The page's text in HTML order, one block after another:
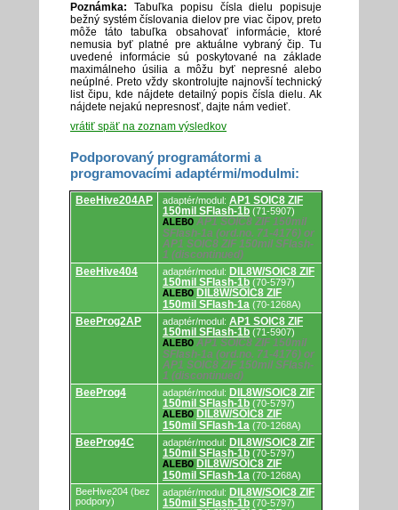
Poznámka: Tabuľka popisu čísla dielu popisuje
bežný systém číslovania dielov pre viac čipov, preto
môže táto tabuľka obsahovať informácie, ktoré
nemusia byť platné pre aktuálne vybraný čip. Tu
uvedené informácie sú poskytované na základe
maximálneho úsilia a môžu byť nepresné alebo
neúplné. Preto vždy skontrolujte najnovší technický
list čipu, kde nájdete detailný popis čísla dielu. Ak
nájdete nejakú nepresnosť, dajte nám vedieť.
vrátiť späť na zoznam výsledkov
Podporovaný programátormi a
programovacími adaptérmi/modulmi:
Podporovaný
programátormi
adaptérmi/modulmi.
BeeHive204AP adaptér/modul: AP1 SOIC8 ZIF
150mil SFlash-1b (71-5907)
ALEBO AP1 SOIC8 ZIF 150mil
SFlash-1a (ord.no. 71-4176) or
AP1 SOIC8 ZIF 150mil SFlash-
1 (discontinued)
BeeHive404
adaptér/modul: DIL8W/SOIC8 ZIF
150mil SFlash-1b (70-5797)
ALEBO DIL8W/SOIC8 ZIF
150mil SFlash-1a (70-1268A)
BeeProg2AP adaptér/modul: AP1 SOIC8 ZIF
150mil SFlash-1b (71-5907)
ALEBO AP1 SOIC8 ZIF 150mil
SFlash-1a (ord.no. 71-4176) or
AP1 SOIC8 ZIF 150mil SFlash-
1 (discontinued)
BeeProg4
adaptér/modul: DIL8W/SOIC8 ZIF
150mil SFlash-1b (70-5797)
ALEBO DIL8W/SOIC8 ZIF
150mil SFlash-1a (70-1268A)
BeeProg4C adaptér/modul: DIL8W/SOIC8 ZIF
150mil SFlash-1b (70-5797)
ALEBO DIL8W/SOIC8 ZIF
150mil SFlash-1a (70-1268A)
BeeHive204 (bez
podpory)
adaptér/modul: DIL8W/SOIC8 ZIF
150mil SFlash-1b (70-5797)